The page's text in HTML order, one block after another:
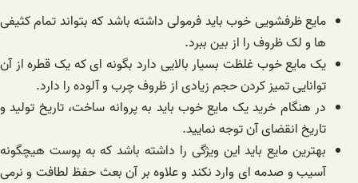
مایع ظرفشویی خوب باید فرمولی داشته باشد که بتواند تمام کثیفی
ها و لک ظروف را از بین ببرد.
یک مایع خوب غلظت بسیار بالایی دارد بگونه ای که یک قطره از آن
توانایی تمیز کردن حجم زیادی از ظروف چرب و آلوده را دارد.
در هنگام خرید یک مایع خوب باید به پروانه ساخت، تاریخ تولید و
تاریخ انقضای آن توجه نمایید.
بهترین مایع باید این ویژگی را داشته باشد که به پوست هیچگونه
آسیب و صدمه ای وارد نکند و علاوه بر آن بعث حفظ لطافت و نرمی